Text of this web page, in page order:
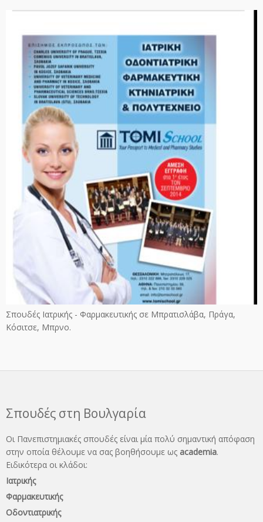
Σπουδές Ιατρικής - Φαρμακευτικής σε Μπρατισλάβα, Πράγα,
Κόσιτσε, Μπρνο.
Σπουδές στη Βουλγαρία
Οι Πανεπιστημιακές σπουδές είναι μία πολύ σημαντική απόφαση
στην οποία θέλουμε να σας βοηθήσουμε ως academia.
Ειδικότερα οι κλάδοι:
Ιατρικής
Φαρμακευτικής
Οδοντιατρικής